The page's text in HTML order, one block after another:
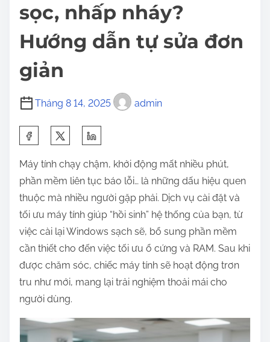
sọc, nhấp nháy?
Hướng dẫn tự sửa đơn
giản
Tháng 8 14, 2025 admin
a
r
e
t
h
i
s
p
o
s
t
Máy tính chạy chậm, khởi động mất nhiều phút,
phần mềm liên tục báo lỗi… là những dấu hiệu quen
thuộc mà nhiều người gặp phải. Dịch vụ cài đặt và
tối ưu máy tính giúp “hồi sinh” hệ thống của bạn, từ
việc cài lại Windows sạch sẽ, bổ sung phần mềm
cần thiết cho đến việc tối ưu ổ cứng và RAM. Sau khi
được chăm sóc, chiếc máy tính sẽ hoạt động trơn
tru như mới, mang lại trải nghiệm thoải mái cho
người dùng.